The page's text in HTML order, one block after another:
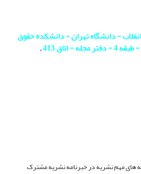
- دانشگاه تهران - دانشکده حقوق
- اتاق 413
.
های مهم نشریه در خبرنامه نشریه مشترک